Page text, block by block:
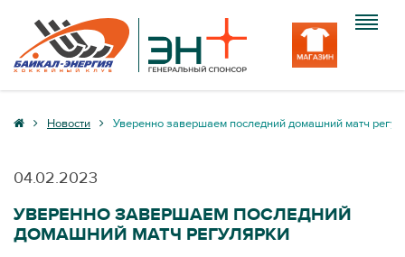
Клуб
Медиа
Новости Уверенно завершаем последний домашний матч
04.02.2023
УВЕРЕННО ЗАВЕРШАЕМ ПОСЛЕДНИЙ
ДОМАШНИЙ МАТЧ РЕГУЛЯРКИ